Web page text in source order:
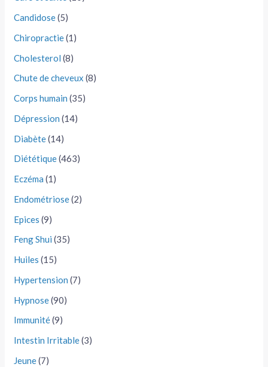
Candidose(5)
Chiropractie(1)
Cholesterol (8)
Chute de cheveux (8)
Corps humain (35)
Dépression (14)
Diabète(14)
Diététique(463)
Eczéma (1)
Endométriose(2)
Epices (9)
Feng Shui (35)
Huiles (15)
Hypertension (7)
Hypnose(90)
Immunité(9)
Intestin Irritable(3)
Jeune(7)